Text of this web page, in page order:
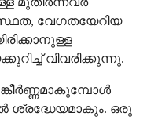
വേഗതയേറിയ
വിവരിക്കുന്നു.
ഒരു